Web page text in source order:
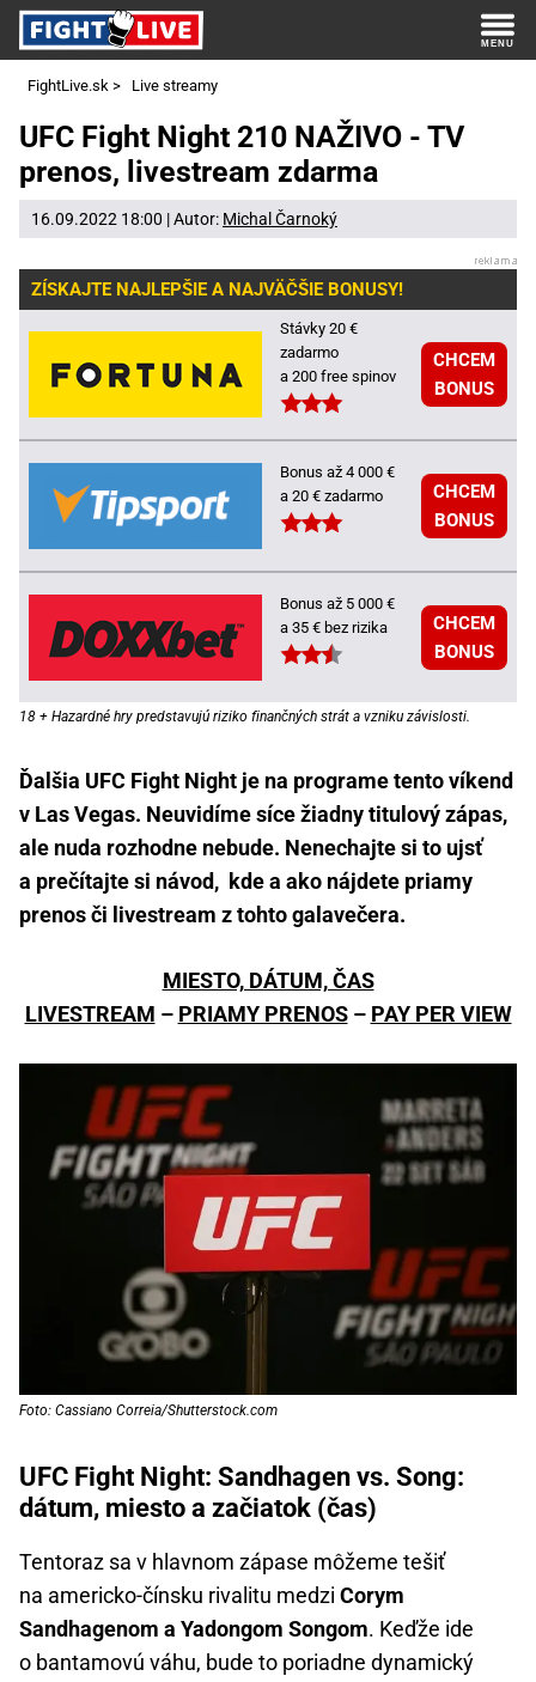
FightLive.sk > Live streamy
UFC Fight Night 210 NAŽIVO - TV
prenos, livestream zdarma
16.09.2022 18:00 | Autor: Michal Čarnoký
ZÍSKAJTE NAJLEPŠIE A NAJVÄČŠIE BONUSY!
Stávky 20 €
zadarmo
a 200 free spinov
CHCEM
BONUS
Bonus až 4 000 €
a 20 € zadarmo
CHCEM
BONUS
Bonus až 5 000 €
a 35 € bez rizika
CHCEM
BONUS
18 + Hazardné hry predstavujú riziko finančných strát a vzniku závislosti.
Ďalšia UFC Fight Night je na programe tento víkend
v Las Vegas. Neuvidíme síce žiadny titulový zápas,
ale nuda rozhodne nebude. Nenechajte si to ujsť
a prečítajte si návod, kde a ako nájdete priamy
prenos či livestream z tohto galavečera.
MIESTO, DÁTUM, ČAS
LIVESTREAM – PRIAMY PRENOS– PAY PER VIEW
Foto: Cassiano Correia/Shutterstock.com
UFC Fight Night: Sandhagen vs. Song:
dátum, miesto a začiatok (čas)
Tentoraz sa v hlavnom zápase môžeme tešiť
na americko-čínsku rivalitu medzi Corym
Sandhagenom a Yadongom Songom. Keďže ide
o bantamovú váhu, bude to poriadne dynamický